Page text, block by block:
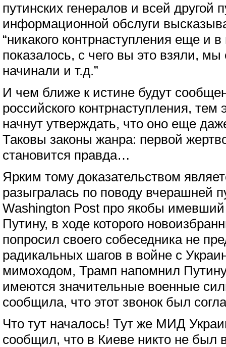
путинских генералов и всей другой
информационной обслуги
“никакого контрнаступления еще и
показалось, с чего вы это взяли,
начинали и т.д.”
И чем ближе к истине будут
российского контрнаступления, тем
начнут утверждать, что оно еще
Таковы законы жанра: первой
становится правда…
Ярким тому доказательством
разыгралась по поводу вчерашней
Washington Post про якобы
Путину, в ходе которого
попросил своего собеседника не
радикальных шагов в войне с
мимоходом, Трамп напомнил
имеются значительные военные
сообщила, что этот звонок был
Что тут началось! Тут же МИД
сообщил, что в Киеве никто не был в